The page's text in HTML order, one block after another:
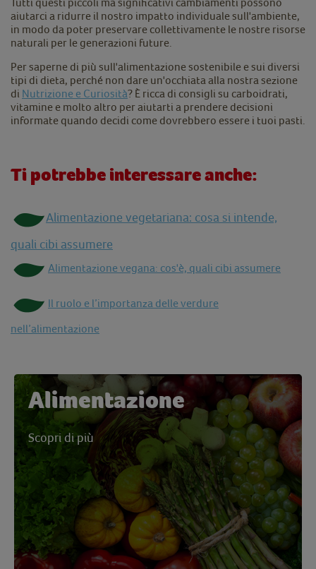
aiutarci a ridurre il nostro impatto individuale sull'ambiente,
in modo da poter preservare collettivamente le nostre risorse
naturali per le generazioni future.
Per saperne di più sull'alimentazione sostenibile e sui diversi
tipi di dieta, perché non dare un'occhiata alla nostra sezione
di Nutrizione e Curiosità? È ricca di consigli su carboidrati,
vitamine e molto altro per aiutarti a prendere decisioni
informate quando decidi come dovrebbero essere i tuoi pasti.
Ti potrebbe interessare anche:
Alimentazione vegetariana: cosa si intende,
quali cibi assumere
Alimentazione vegana: cos'è, quali cibi assumere
Il ruolo e l’importanza delle verdure
nell’alimentazione
Alimentazione
Scopri di più